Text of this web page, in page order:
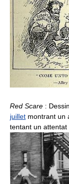
Red Scare :
juillet montrant un
tentant un